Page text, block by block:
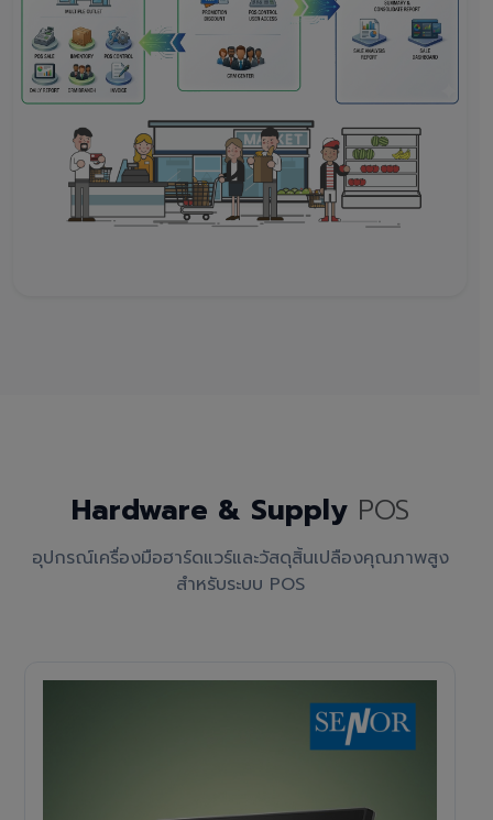
Hardware & Supply POS
อุปกรณ์เครื่องมือฮาร์ดแวร์และวัสดุสิ้นเปลืองคุณภาพสูง
สำหรับระบบ POS